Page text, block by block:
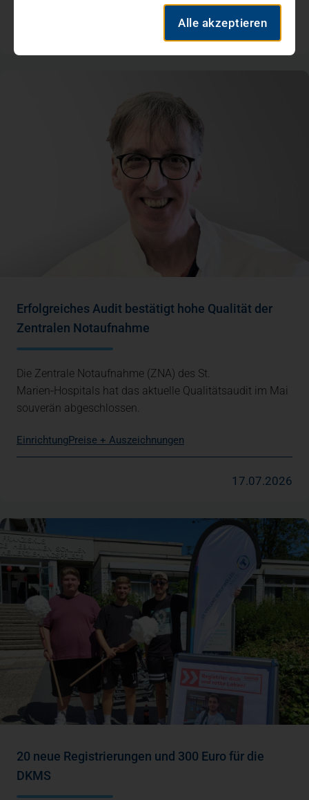
Erfolgreiches Audit bestätigt hohe Qualität der
Zentralen Notaufnahme
Die Zentrale Notaufnahme (ZNA) des St.
Marien‑Hospitals hat das aktuelle Qualitätsaudit im Mai
souverän abgeschlossen.
EinrichtungPreise + Auszeichnungen
17.07.2026
20 neue Registrierungen und 300 Euro für die
DKMS
Alle akzeptieren